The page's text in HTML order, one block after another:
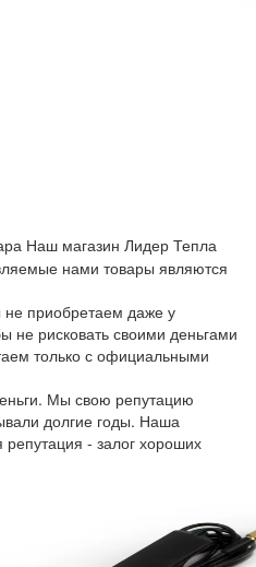
Наш магазин Лидер Тепла
нами товары являются
приобретаем даже у
не рисковать своими деньгами
только с официальными
Мы свою репутацию
долгие годы. Наша
- залог хороших